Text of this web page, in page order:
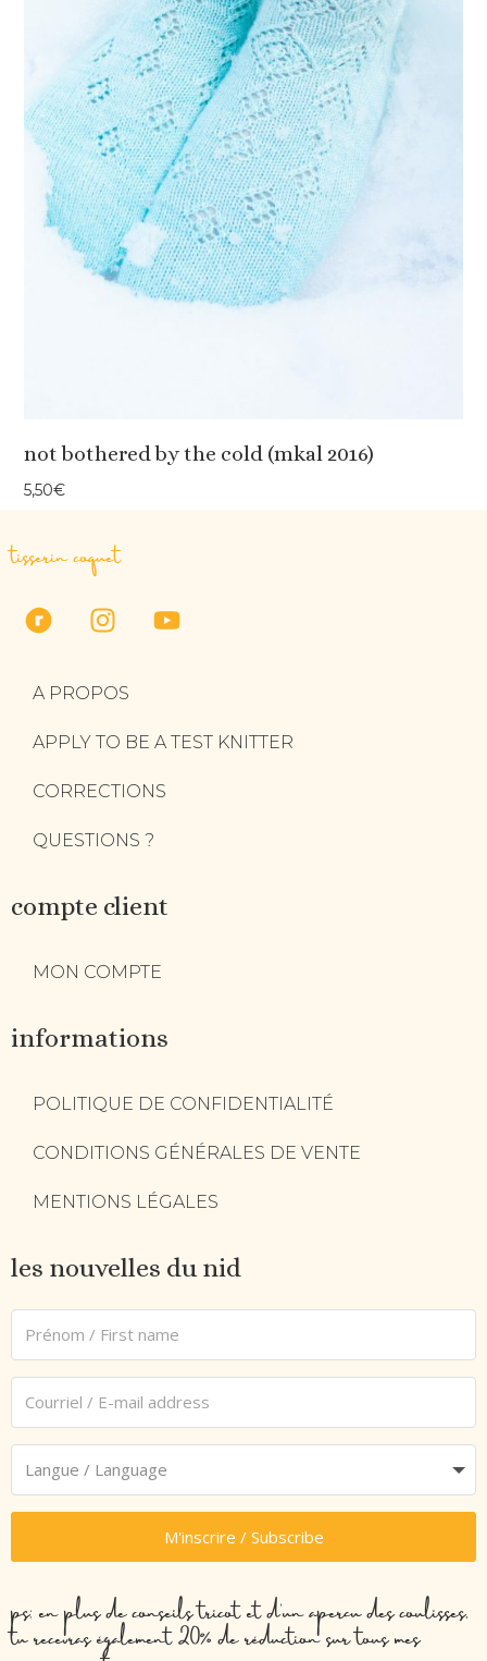
not bothered by the cold (mkal 2016)
5,50€
tisserin coquet
A PROPOS
APPLY TO BE A TEST KNITTER
CORRECTIONS
QUESTIONS ?
compte client
MON COMPTE
informations
POLITIQUE DE CONFIDENTIALITÉ
CONDITIONS GÉNÉRALES DE VENTE
MENTIONS LÉGALES
les nouvelles du nid
M'inscrire / Subscribe
ps: en plus de conseils tricot et d’un aperçu des coulisses,
tu recevras également 20% de réduction sur tous mes